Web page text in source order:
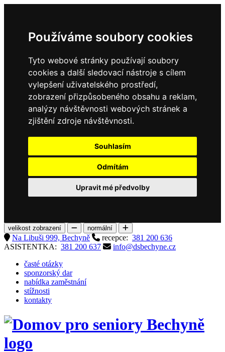
Používáme soubory cookies
Tyto webové stránky používají soubory
cookies a další sledovací nástroje s cílem
vylepšení uživatelského prostředí,
zobrazení přizpůsobeného obsahu a reklam,
analýzy návštěvnosti webových stránek a
zjištění zdroje návštěvnosti.
Souhlasím
Odmítám
Upravit mé předvolby
velikost zobrazení normální
Na Libuši 999, Bechyně recepce: 381 200 636
ASISTENTKA: 381 200 637
info@dsbechyne.cz
časté otázky
sponzorský dar
nabídka zaměstnání
stížnosti
kontakty